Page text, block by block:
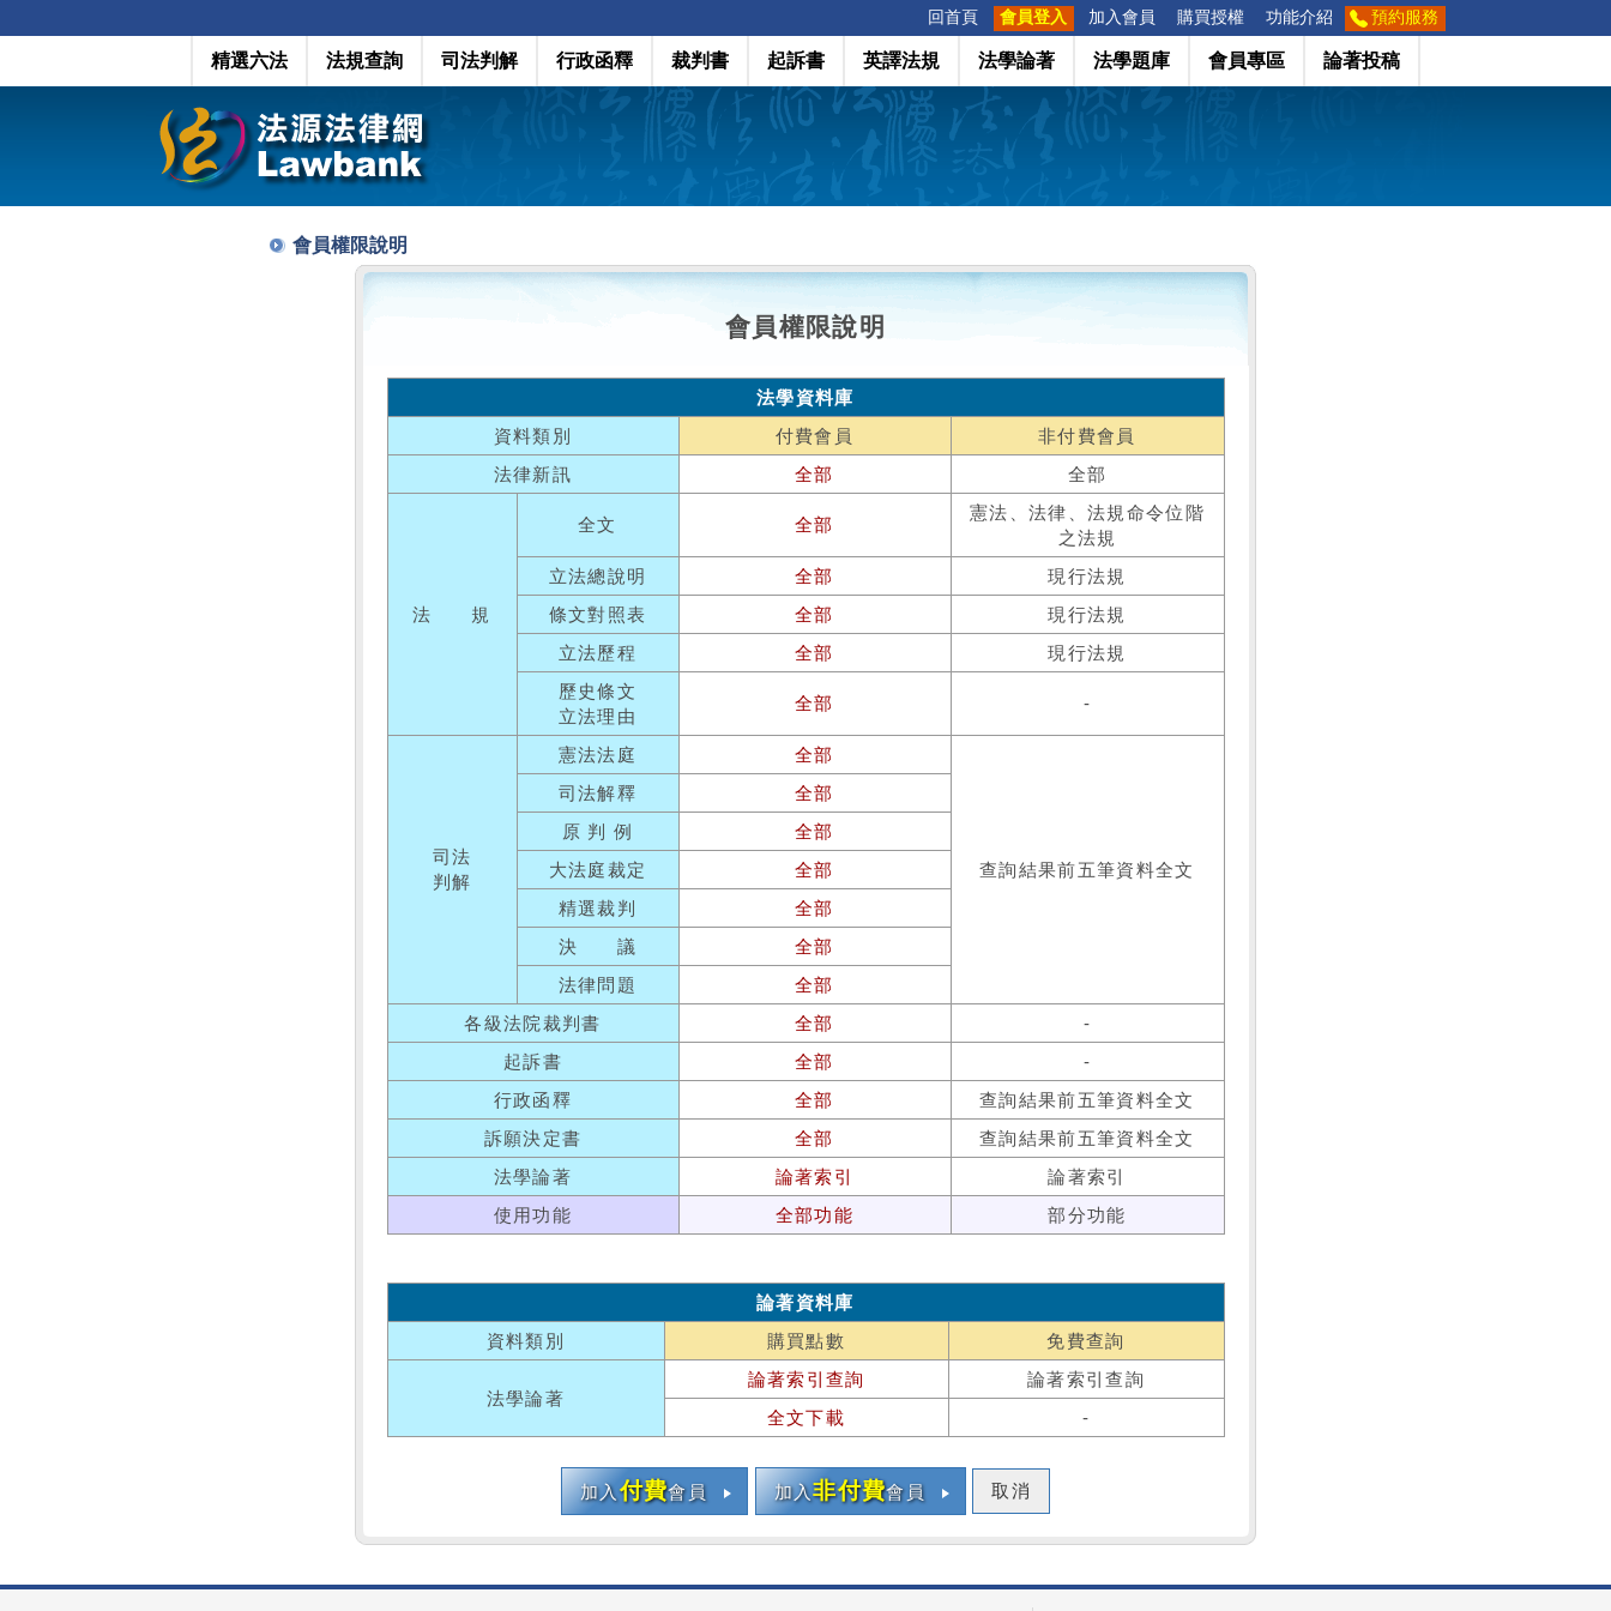
回首頁 會員登入 加入會員 購買授權 功能介紹 預約服務
精選六法 法規查詢 司法判解 行政函釋 裁判書 起訴書 英譯法規 法學論著 法學題庫 會員專區 論著投稿
會員權限說明
會員權限說明
法學資料庫
資料類別
付費會員
非付費會員
法律新訊
全部 全部
法 規
全文 全部
憲法、法律、法規命令位階
之法規
立法總說明
全部
現行法規
條文對照表
全部
現行法規
立法歷程
全部
現行法規
歷史條文
立法理由
全部 -
司法
判解
憲法法庭 全部
查詢結果前五筆資料全文
司法解釋
全部
原 判 例
全部
大法庭裁定
全部
精選裁判
全部
決 議
全部
法律問題
全部
各級法院裁判書
全部
-
起訴書
全部
-
行政函釋
全部
查詢結果前五筆資料全文
訴願決定書
全部
查詢結果前五筆資料全文
法學論著
論著索引
論著索引
使用功能
全部功能 部分功能
論著資料庫
資料類別
購買點數 免費查詢
法學論著
論著索引查詢
論著索引查詢
全文下載
-
加入付費會員 加入非付費會員 取消